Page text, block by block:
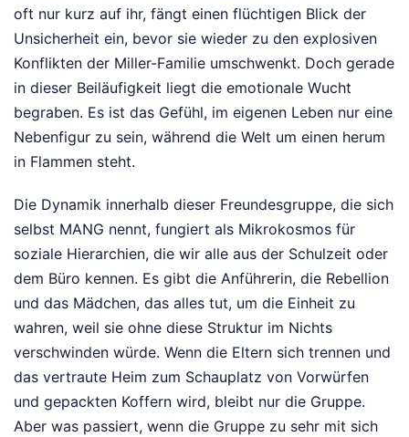
oft nur kurz auf ihr, fängt einen flüchtigen Blick der
Unsicherheit ein, bevor sie wieder zu den explosiven
Konflikten der Miller-Familie umschwenkt. Doch gerade
in dieser Beiläufigkeit liegt die emotionale Wucht
begraben. Es ist das Gefühl, im eigenen Leben nur eine
Nebenfigur zu sein, während die Welt um einen herum
in Flammen steht.
Die Dynamik innerhalb dieser Freundesgruppe, die sich
selbst MANG nennt, fungiert als Mikrokosmos für
soziale Hierarchien, die wir alle aus der Schulzeit oder
dem Büro kennen. Es gibt die Anführerin, die Rebellion
und das Mädchen, das alles tut, um die Einheit zu
wahren, weil sie ohne diese Struktur im Nichts
verschwinden würde. Wenn die Eltern sich trennen und
das vertraute Heim zum Schauplatz von Vorwürfen
und gepackten Koffern wird, bleibt nur die Gruppe.
Aber was passiert, wenn die Gruppe zu sehr mit sich